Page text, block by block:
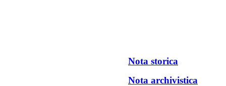
Nota storica
Nota archivistica